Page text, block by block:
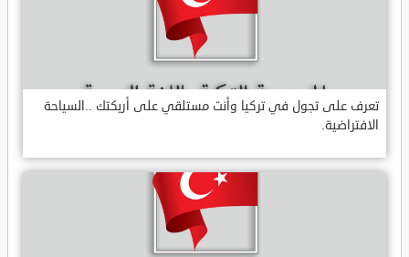
تعرف على تجول في تركيا وأنت مستلقي على أريكتك ..السياحة
الافتراضية.